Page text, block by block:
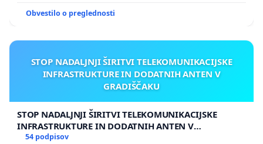
Obvestilo o preglednosti
STOP NADALJNJI ŠIRITVI TELEKOMUNIKACIJSKE
INFRASTRUKTURE IN DODATNIH ANTEN V
GRADIŠČAKU
STOP NADALJNJI ŠIRITVI TELEKOMUNIKACIJSKE
INFRASTRUKTURE IN DODATNIH ANTEN V
GRADIŠČAKU
54 podpisov